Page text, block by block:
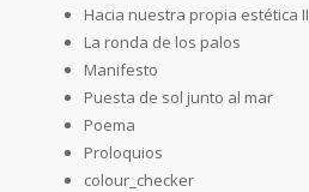
Hacia nuestra propia estética II
La ronda de los palos
Manifesto
Puesta de sol junto al mar
Poema
Proloquios
colour_checker